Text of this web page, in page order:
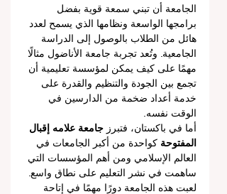
الجامعة أن تبني سمعة قوية بفضل
برامجها الواسعة ونظامها الذي يسمح لعدد
هائل من الطلاب بالوصول إلى الدراسة
الجامعية. وتُعد تجربة جامعة الأناضول مثالًا
مهمًا على كيف يمكن لمؤسسة تعليمية أن
تجمع بين الجودة والتنظيم والقدرة على
خدمة أعداد ضخمة من الدارسين في
الوقت نفسه.
أما في باكستان، فتبرز جامعة علامه إقبال
المفتوحة كواحدة من أكبر الجامعات في
العالم الإسلامي ومن أهم المؤسسات التي
ساهمت في نشر التعليم على نطاق واسع.
لعبت هذه الجامعة دورًا مهمًا في إتاحة